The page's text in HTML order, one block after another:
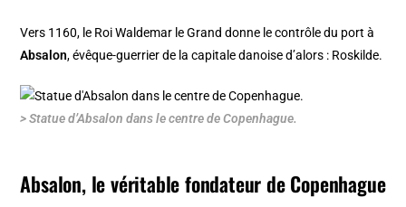
Vers 1160, le Roi Waldemar le Grand donne le contrôle du port à
Absalon, évêque-guerrier de la capitale danoise d’alors : Roskilde.
> Statue d’Absalon dans le centre de Copenhague.
Absalon, le véritable fondateur de Copenhague